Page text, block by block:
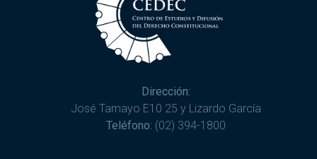
Dirección:
José Tamayo E10 25 y Lizardo García
Teléfono: (02) 394-1800